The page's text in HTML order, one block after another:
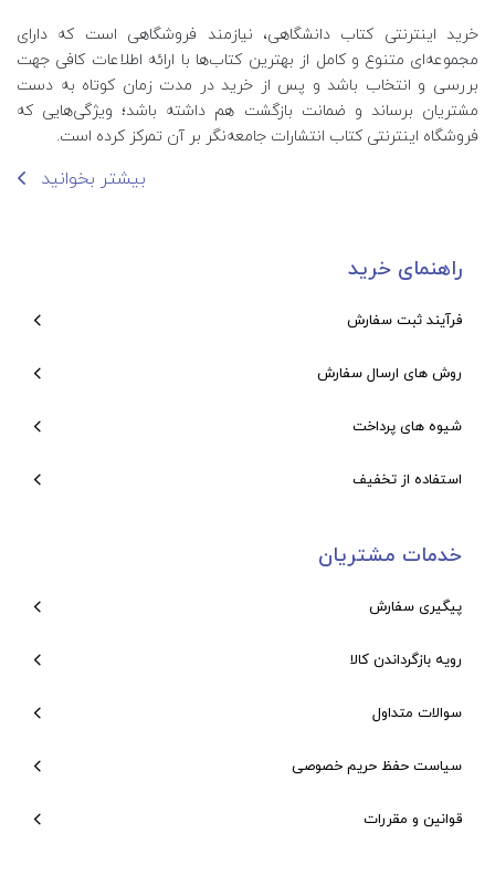
خرید اینترنتی کتاب‌ دانشگاهی، نیازمند فروشگاهی است که دارای
مجموعه‌ای متنوع و کامل از بهترین کتاب‌ها با ارائه اطلاعات کافی جهت
بررسی و انتخاب باشد و پس از خرید در مدت زمان کوتاه به دست
مشتریان برساند و ضمانت بازگشت هم داشته باشد؛ ویژگی‌هایی که
فروشگاه اینترنتی کتاب انتشارات جامعه‌نگر بر آن تمرکز کرده است.
بیشتر بخوانید
راهنمای خرید
فرآیند ثبت سفارش
روش های ارسال سفارش
شیوه های پرداخت
استفاده از تخفیف
خدمات مشتریان
پیگیری سفارش
رویه بازگرداندن کالا
سوالات متداول
سیاست حفظ حریم خصوصی
قوانین و مقررات